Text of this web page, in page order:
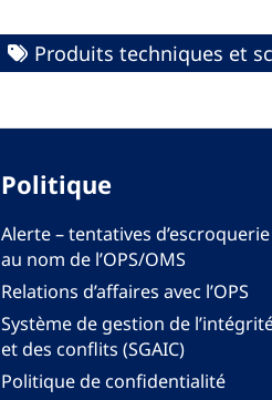
Produits techniques et
Politique
Alerte – tentatives d’escroquerie
au nom de l’OPS/OMS
Relations d’affaires avec l’OPS
Système de gestion de
et des conflits (SGAIC)
Politique de confidentialité